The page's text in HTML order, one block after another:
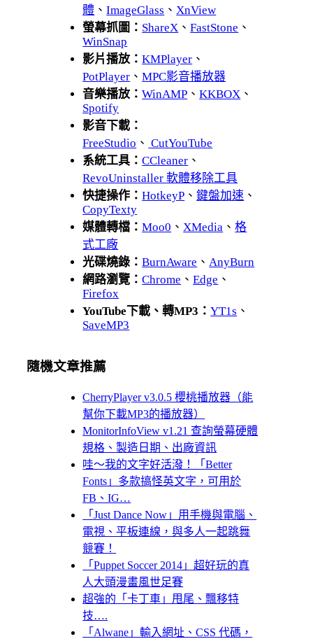
體 、ImageGlass 、 XnView
螢幕抓圖： ShareX 、FastStone 、
WinSnap
影片播放：KMPlayer 、
PotPlayer 、MPC影音播放器
音樂播放：WinAMP 、KKBOX 、
Spotify
影音下載：
FreeStudio 、 CutYouTube
系統工具：CCleaner 、
RevoUninstaller 軟體移除工具
快捷操作：HotkeyP 、鍵盤加速 、
CopyTexty
媒體轉檔：Moo0 、 XMedia 、格
式工廠
光碟燒錄：BurnAware 、 AnyBurn
網路瀏覽：Chrome 、Edge 、
Firefox
YouTube下載、轉MP3：YT1s 、
SaveMP3
隨機文章推薦
CherryPlayer v3.0.5 櫻桃播放器（能
幫你下載MP3的播放器）
MonitorInfoView v1.21 查詢螢幕硬體
規格、製造日期、出廠資訊
哇～我的文字好活潑！「Better
Fonts」多款搞怪英文字，可用於
FB、IG…
「Just Dance Now」用手機與電腦、
電視、平板連線，與多人一起跳舞
競賽！
「Puppet Soccer 2014」超好玩的真
人大頭漫畫風世足賽
超強的「卡丁車」甩尾、飄移特
技….
「Alwane」輸入網址、CSS 代碼，